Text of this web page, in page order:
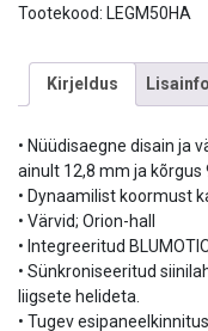
Tootekood: LEGM50HA
Kirjeldus Lisainfo
• Nüüdisaegne disain ja
ainult 12,8 mm ja kõrgus
• Dynaamilist koormust
• Värvid; Orion-hall
• Integreeritud
• Sünkroniseeritud
liigsete helideta.
• Tugev